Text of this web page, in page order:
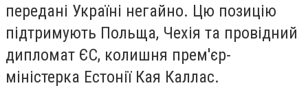
передані Україні негайно. Цю позицію
підтримують Польща, Чехія та провідний
дипломат ЄС, колишня прем'єр-
міністерка Естонії Кая Каллас.